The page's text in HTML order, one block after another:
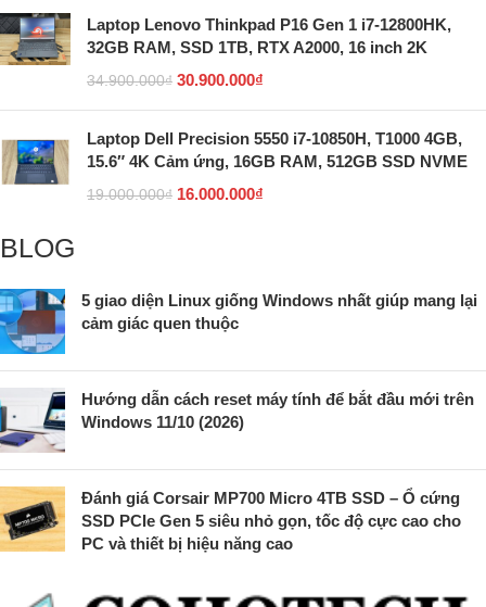
Laptop Lenovo Thinkpad P16 Gen 1 i7-12800HK,
32GB RAM, SSD 1TB, RTX A2000, 16 inch 2K
34.900.000₫ 30.900.000₫
Laptop Dell Precision 5550 i7-10850H, T1000 4GB,
15.6″ 4K Cảm ứng, 16GB RAM, 512GB SSD NVME
19.000.000₫ 16.000.000₫
BLOG
5 giao diện Linux giống Windows nhất giúp mang lại
cảm giác quen thuộc
Hướng dẫn cách reset máy tính để bắt đầu mới trên
Windows 11/10 (2026)
Đánh giá Corsair MP700 Micro 4TB SSD – Ổ cứng
SSD PCIe Gen 5 siêu nhỏ gọn, tốc độ cực cao cho
PC và thiết bị hiệu năng cao